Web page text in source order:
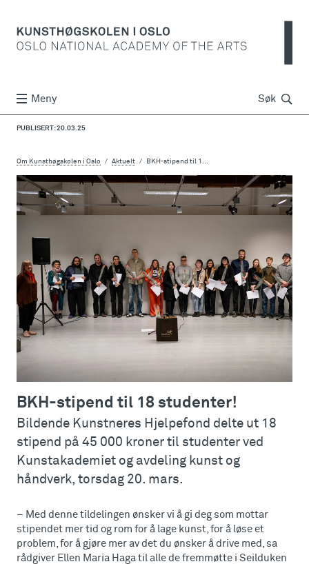
Meny Søk Søk
PUBLISERT: 20.03.25
Om Kunsthøgskolen i Oslo Aktuelt BKH-stipend til 1...
BKH-stipend til 18 studenter!
Bildende Kunstneres Hjelpefond delte ut 18
stipend på 45 000 kroner til studenter ved
Kunstakademiet og avdeling kunst og
håndverk, torsdag 20. mars.
– Med denne tildelingen ønsker vi å gi deg som mottar
stipendet mer tid og rom for å lage kunst, for å løse et
problem, for å gjøre mer av det du ønsker å drive med, sa
rådgiver Ellen Maria Haga til alle de fremmøtte i Seilduken